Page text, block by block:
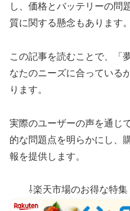
し、価格とバッテリーの問
質に関する懸念もあります。
この記事を読むことで、「
なたのニーズに合っている
ります。
実際のユーザーの声を通じ
的な問題点を明らかにし、
報を提供します。
⇩楽天市場のお得な特